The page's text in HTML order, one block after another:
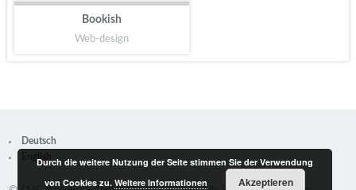
Bookish
Web-design
Deutsch
Durch die weitere Nutzung der Seite stimmen Sie der Verwendung
von Cookies zu.Weitere Informationen Akzeptieren